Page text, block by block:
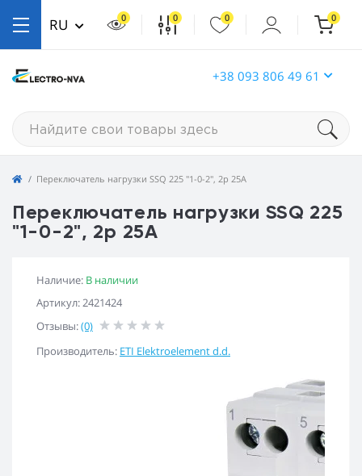
+38 093 806 49 61
RU 0 0 0 0
Переключатель нагрузки SSQ 225 "1-0-2", 2p 25A
Переключатель нагрузки SSQ 225
"1-0-2", 2p 25A
Наличие: В наличии
Артикул: 2421424
Отзывы:(0)
Производитель: ETI Elektroelement d.d.